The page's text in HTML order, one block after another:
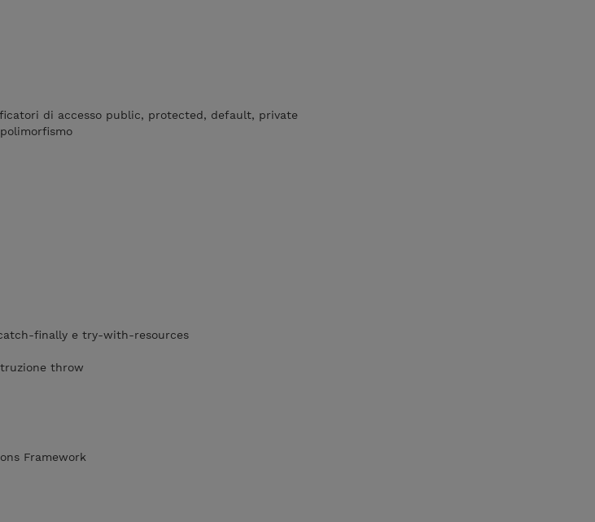
di accesso public, protected, default, private
finally e try-with-resources
throw
Framework